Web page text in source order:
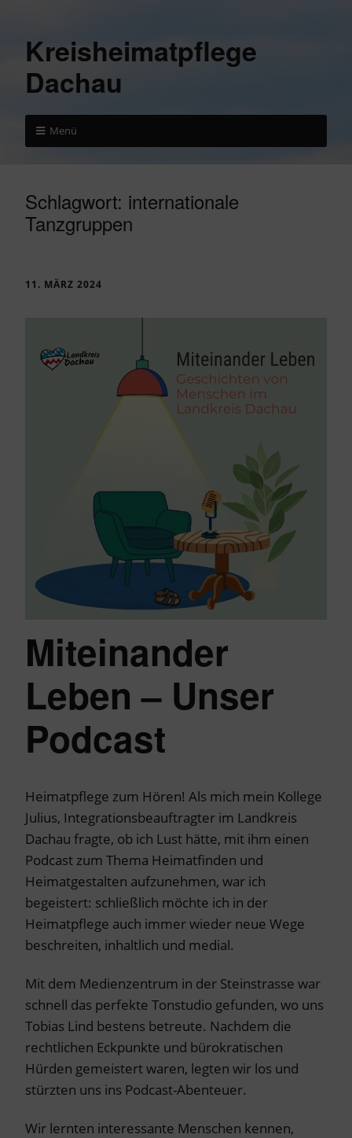
Kreisheimatpflege
Dachau
Menü
Schlagwort: internationale
Tanzgruppen
11. MÄRZ 2024
Miteinander
Leben – Unser
Podcast
Heimatpflege zum Hören! Als mich mein Kollege
Julius, Integrationsbeauftragter im Landkreis
Dachau fragte, ob ich Lust hätte, mit ihm einen
Podcast zum Thema Heimatfinden und
Heimatgestalten aufzunehmen, war ich
begeistert: schließlich möchte ich in der
Heimatpflege auch immer wieder neue Wege
beschreiten, inhaltlich und medial.
Mit dem Medienzentrum in der Steinstrasse war
schnell das perfekte Tonstudio gefunden, wo uns
Tobias Lind bestens betreute. Nachdem die
rechtlichen Eckpunkte und bürokratischen
Hürden gemeistert waren, legten wir los und
stürzten uns ins Podcast-Abenteuer.
Wir lernten interessante Menschen kennen,